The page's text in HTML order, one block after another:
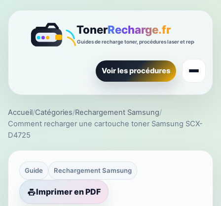
Voir les procédures
Accueil/Catégories/Rechargement Samsung/
Comment recharger une cartouche toner Samsung SCX-
D4725
Guide Rechargement Samsung
Imprimer en PDF